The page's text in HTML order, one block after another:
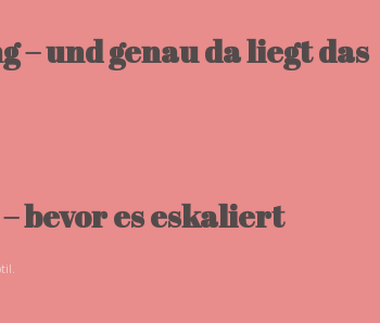
und genau da liegt das
bevor es eskaliert